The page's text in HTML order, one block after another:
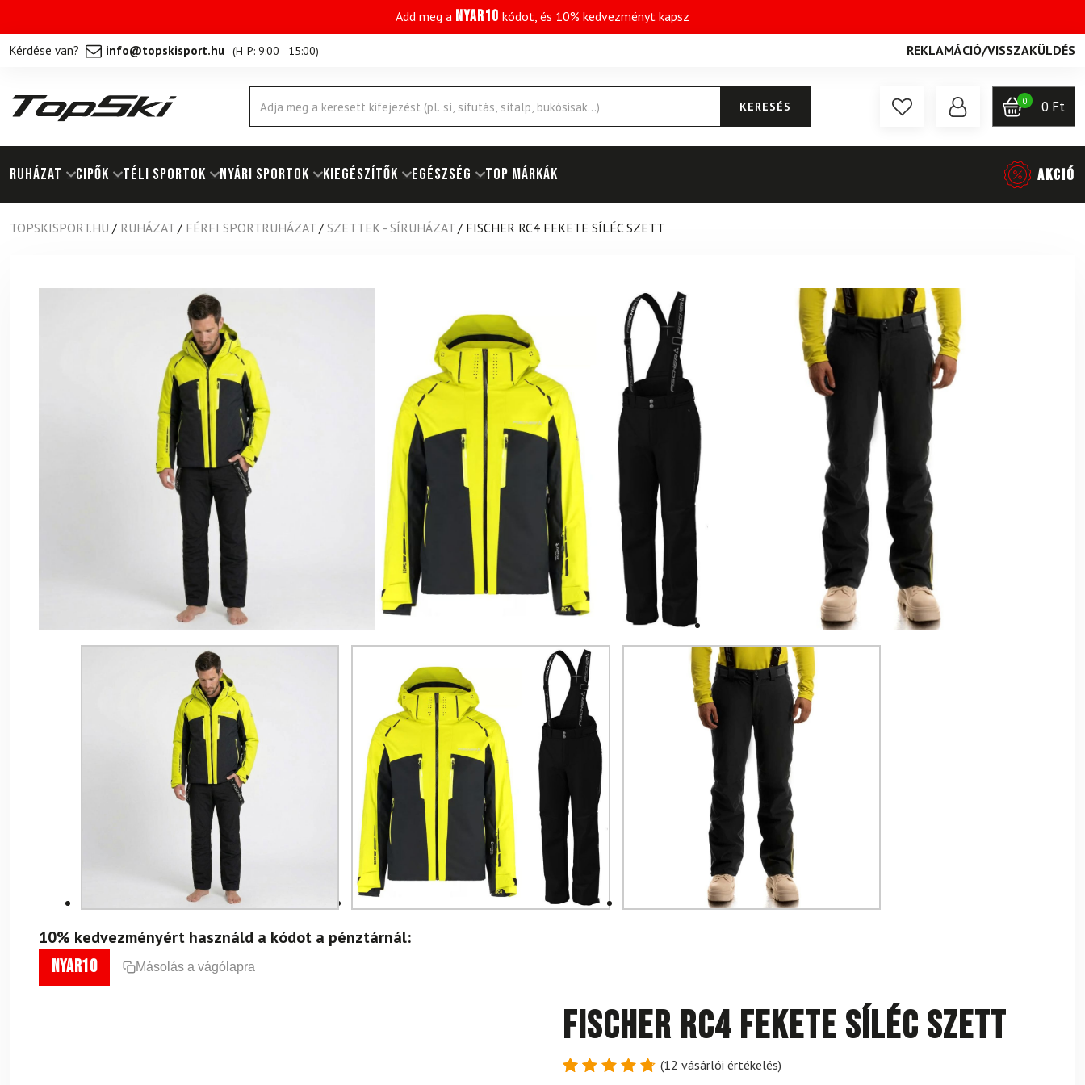
Add meg a NYAR10 kódot, és 10% kedvezményt kapsz
Kérdése van? info@topskisport.hu (H-P: 9:00 - 15:00) REKLAMÁCIÓ/VISSZAKÜLDÉS
Products
search
KERESÉS 0 0 Ft
RUHÁZAT Cipők TÉLI SPORTOK NYÁRI SPORTOK KIEGÉSZÍTŐK EGÉSZSÉG Top márkák AKCIÓ
TOPSKISPORT.HU / RUHÁZAT / FÉRFI SPORTRUHÁZAT / SZETTEK - SÍRUHÁZAT / FISCHER RC4 FEKETE SÍLÉC SZETT
10% kedvezményért használd a kódot a pénztárnál:
nyar10 Másolás a vágólapra
FISCHER RC4 Fekete síléc szett
(12 vásárlói értékelés)